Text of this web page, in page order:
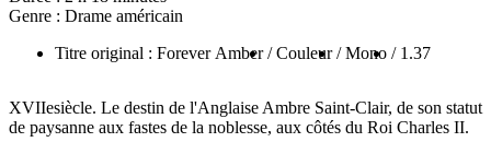
Genre : Drame américain
Titre original : Forever Amber / Couleur / Mono / 1.37
XVIIesiècle. Le destin de l'Anglaise Ambre Saint-Clair, de son statut
de paysanne aux fastes de la noblesse, aux côtés du Roi Charles II.